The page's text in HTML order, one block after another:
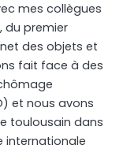
mes collègues
du premier
des objets et
fait face à des
et nous avons
toulousain dans
internationale